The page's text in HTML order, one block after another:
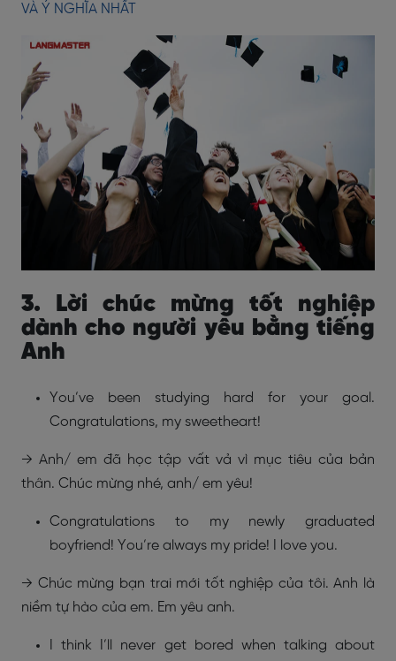
VÀ Ý NGHĨA NHẤT
3. Lời chúc mừng tốt nghiệp
dành cho người yêu bằng tiếng
Anh
You’ve been studying hard for your goal.
Congratulations, my sweetheart!
→ Anh/ em đã học tập vất vả vì mục tiêu của bản
thân. Chúc mừng nhé, anh/ em yêu!
Congratulations to my newly graduated
boyfriend! You’re always my pride! I love you.
→ Chúc mừng bạn trai mới tốt nghiệp của tôi. Anh là
niềm tự hào của em. Em yêu anh.
I think I’ll never get bored when talking about